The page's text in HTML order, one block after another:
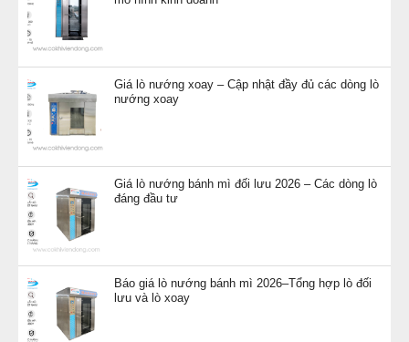
Giá lò nướng xoay – Cập nhật đầy đủ các dòng lò
nướng xoay
Giá lò nướng bánh mì đối lưu 2026 – Các dòng lò
đáng đầu tư
Báo giá lò nướng bánh mì 2026–Tổng hợp lò đối
lưu và lò xoay